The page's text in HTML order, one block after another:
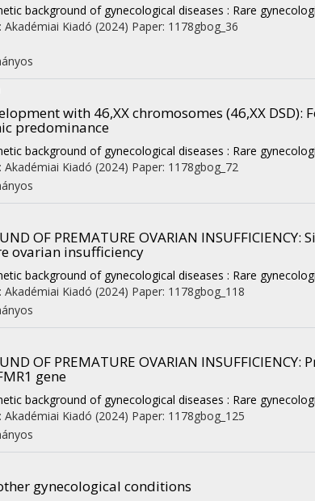
background of gynecological diseases : Rare
Akadémiai Kiadó (2024) Paper: 1178gbog_36
with 46,XX chromosomes (46,XX DSD):
predominance
background of gynecological diseases : Rare
Akadémiai Kiadó (2024) Paper: 1178gbog_72
OF PREMATURE OVARIAN INSUFFICIENCY:
ovarian insufficiency
background of gynecological diseases : Rare
Akadémiai Kiadó (2024) Paper: 1178gbog_118
OF PREMATURE OVARIAN INSUFFICIENCY:
gene
background of gynecological diseases : Rare
Akadémiai Kiadó (2024) Paper: 1178gbog_125
gynecological conditions